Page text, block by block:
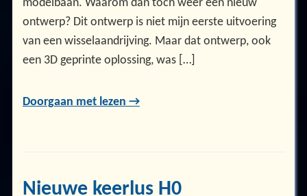
modelbaan. Waarom dan toch weer een nieuw
ontwerp? Dit ontwerp is niet mijn eerste uitvoering
van een wisselaandrijving. Maar dat ontwerp, ook
een 3D geprinte oplossing, was […]
Doorgaan met lezen →
Nieuwe keerlus H0